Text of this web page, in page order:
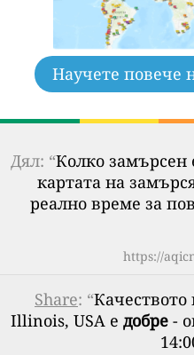
Научете повече
Дял: “Колко замърсен
картата на
реално време за
https://
Share: “Качеството
Illinois, USA е добре-